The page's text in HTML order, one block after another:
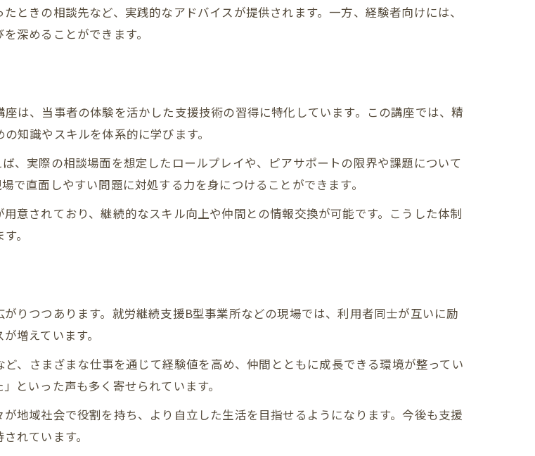
で学ぶピアサポート支援の基礎
サポート研修オンライン化の利点
時代のピアサポーター養成講座体験
ときの相談先など、実践的なアドバイスが提供されます。一方、経験者向けには、
深めることができます。
は、当事者の体験を活かした支援技術の習得に特化しています。この講座では、精
知識やスキルを体系的に学びます。
、実際の相談場面を想定したロールプレイや、ピアサポートの限界や課題について
で直面しやすい問題に対処する力を身につけることができます。
意されており、継続的なスキル向上や仲間との情報交換が可能です。こうした体制
。
りつつあります。就労継続支援B型事業所などの現場では、利用者同士が互いに励
増えています。
、さまざまな仕事を通じて経験値を高め、仲間とともに成長できる環境が整ってい
といった声も多く寄せられています。
地域社会で役割を持ち、より自立した生活を目指せるようになります。今後も支援
れています。